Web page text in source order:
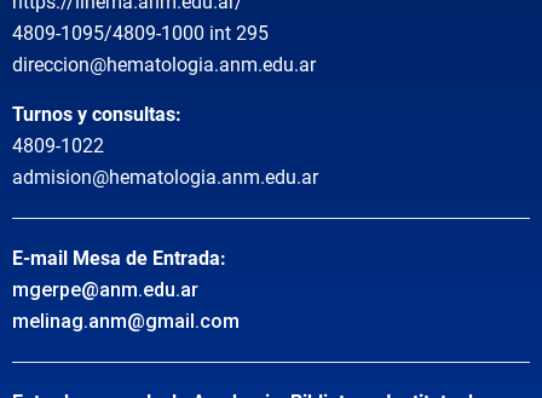
4809-1095/4809-1000 int 295
direccion@hematologia.anm.edu.ar
Turnos y consultas:
4809-1022
admision@hematologia.anm.edu.ar
E-mail Mesa de Entrada:
mgerpe@anm.edu.ar
melinag.anm@gmail.com